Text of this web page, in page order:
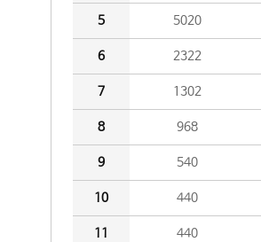
5 5020
6 2322
7 1302
8 968
9 540
10 440
11 440